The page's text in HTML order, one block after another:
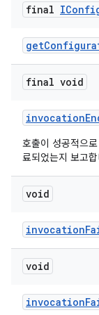
final
get
final void
invocation
호출이 성공적으
료되었는지 보고
void
invocation
void
invocation